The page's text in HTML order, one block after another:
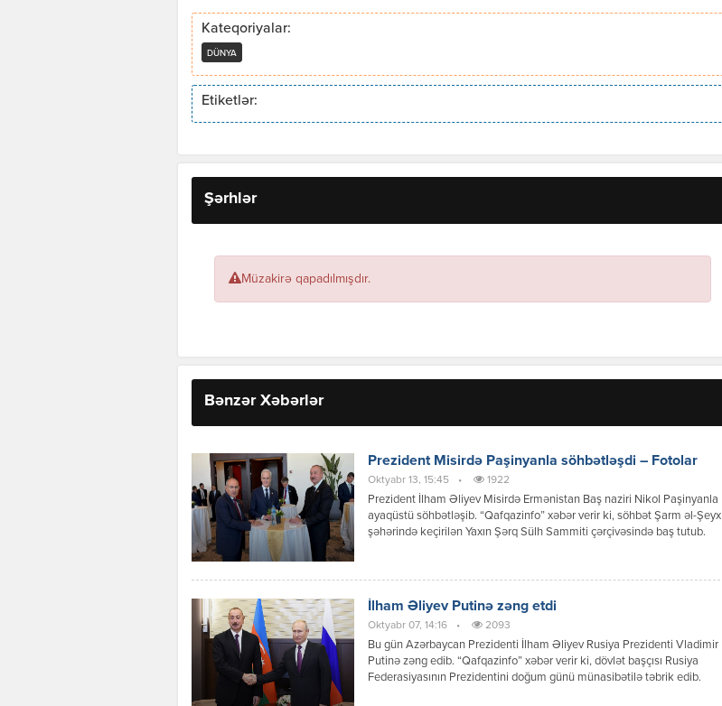
Kateqoriyalar:
DÜNYA
Etiketlər:
Şərhlər
Müzakirə qapadılmışdır.
Bənzər Xəbərlər
Prezident Misirdə Paşinyanla söhbətləşdi – Fotolar
Oktyabr 13, 15:45 • 1922
Prezident İlham Əliyev Misirdə Ermənistan Baş naziri Nikol Paşinyanla
ayaqüstü söhbətləşib. “Qafqazinfo” xəbər verir ki, söhbət Şarm əl-Şeyx
şəhərində keçirilən Yaxın Şərq Sülh Sammiti çərçivəsində baş tutub.
İlham Əliyev Putinə zəng etdi
Oktyabr 07, 14:16 • 2093
Bu gün Azərbaycan Prezidenti İlham Əliyev Rusiya Prezidenti Vladimir
Putinə zəng edib. “Qafqazinfo” xəbər verir ki, dövlət başçısı Rusiya
Federasiyasının Prezidentini doğum günü münasibətilə təbrik edib.